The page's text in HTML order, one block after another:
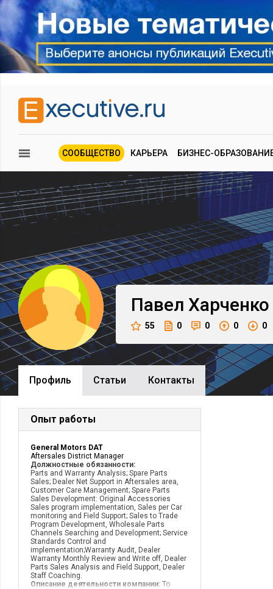
СООБЩЕСТВО КАРЬЕРА БИЗНЕС-
Павел Харченко
55 0 0 0 0
Профиль Cтатьи Контакты
Опыт работы
General Motors DAT
Aftersales District Manager
Должностные обязанности:
Parts and Warranty Analysis; Spare Parts
Sales; Dealer Net Support in Aftersales area,
Customer Care Management; Spare Parts
Sales Development: Original Accessories
Sales program implementation, Sales per Car
monitoring and Field Support; Sales to Trade
Program Development, Wholesale Parts
Channels Searching and Development; Service
Standards Control and
implementation;Warranty Audit, Dealer
Warranty Monthly Review and Write off, Dealer
Parts Sales Analysis and Field Support, Dealer
Staff Coaching.
Описание деятельности компании: To